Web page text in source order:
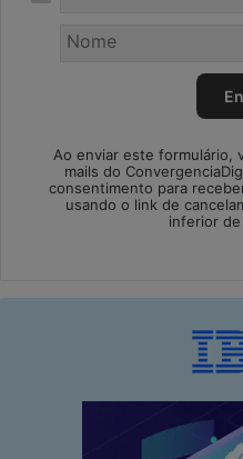
Ao enviar este formulário,
mails do
consentimento para
usando o link de
inferior de